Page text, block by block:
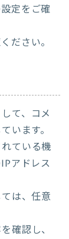
定をご確
ださい。
て、コメ
います。
ている機
アドレス
は、任意
確認し、